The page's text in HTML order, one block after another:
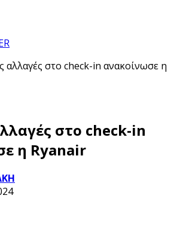
αλλαγές στο check-in ανακοίνωσε η
στο check-in
η Ryanair